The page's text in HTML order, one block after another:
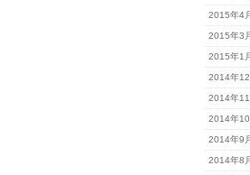
2015年4
2015年3
2015年1
2014年12
2014年11
2014年10
2014年9
2014年8